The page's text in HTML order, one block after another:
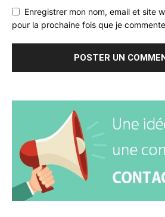
Enregistrer mon nom, email et site
pour la prochaine fois que je